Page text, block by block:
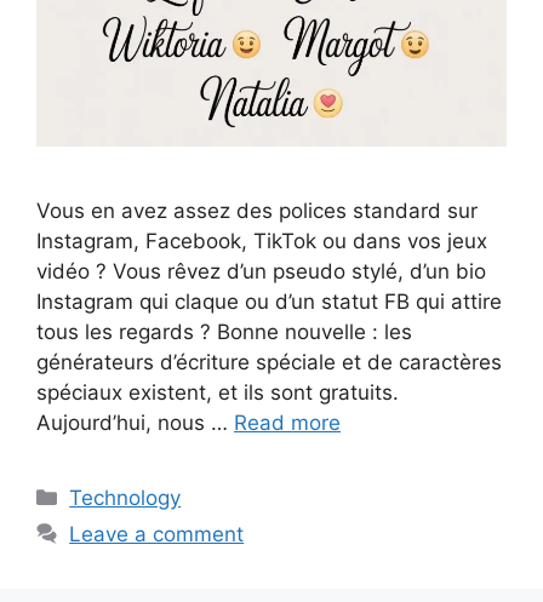
Vous en avez assez des polices standard sur
Instagram, Facebook, TikTok ou dans vos jeux
vidéo ? Vous rêvez d’un pseudo stylé, d’un bio
Instagram qui claque ou d’un statut FB qui attire
tous les regards ? Bonne nouvelle : les
générateurs d’écriture spéciale et de caractères
spéciaux existent, et ils sont gratuits.
Aujourd’hui, nous … Read more
Categories
Technology
Leave a comment